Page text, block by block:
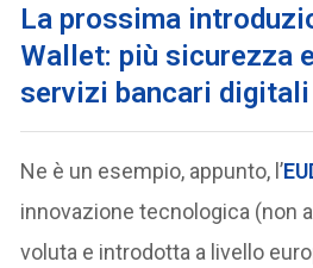
La prossima
Wallet: più sicurezza
servizi bancari digitali
Ne è un esempio, appunto, l’
innovazione tecnologica (non
voluta e introdotta a livello